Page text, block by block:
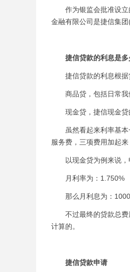
作为银监会批准设立
金融有限公司是捷信集
捷信贷款的利息是多
捷信贷款的利息根据贷
商品贷，包括日常我们
现金贷，捷信现金贷
虽然看起来利率基本
服务费，三项费用加起来
以现金贷为例来说，
月利率为：1.750%
那么月利息为：
不过最终的贷款总费
计算的。
捷信贷款申请